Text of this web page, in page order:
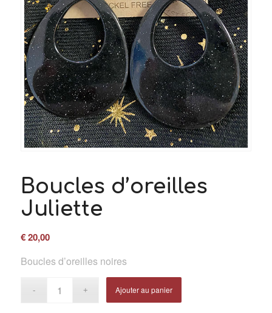
Boucles d’oreilles
Juliette
€20,00
Boucles d’oreilles noires
Ajouter au panier